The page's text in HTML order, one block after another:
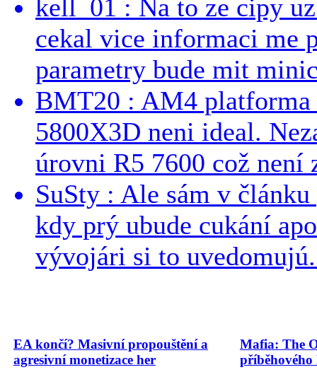
kell_01 : Na to ze cipy
cekal vice informaci me
parametry bude mit
BMT20 : AM4 platforma
5800X3D neni ideal.
úrovni R5 7600 což není
SuSty : Ale sám v
kdy prý ubude cukání
vývojári si to
EA končí? Masivní propouštění a
agresivní monetizace her
Mafia: The